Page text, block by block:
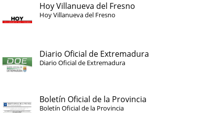
Hoy Villanueva del Fresno
Hoy Villanueva del Fresno
Diario Oficial de Extremadura
Diario Oficial de Extremadura
Boletín Oficial de la Provincia
Boletín Oficial de la Provincia